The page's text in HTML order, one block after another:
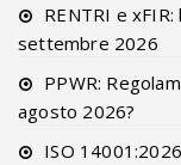
RENTRI e
settembre 2026
PPWR:
agosto 2026?
ISO